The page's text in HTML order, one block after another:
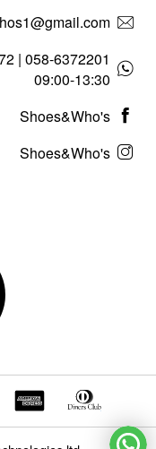
058-6372201 | 08-9158572
09:00-13:30
Shoes&Who's
Shoes&Who's